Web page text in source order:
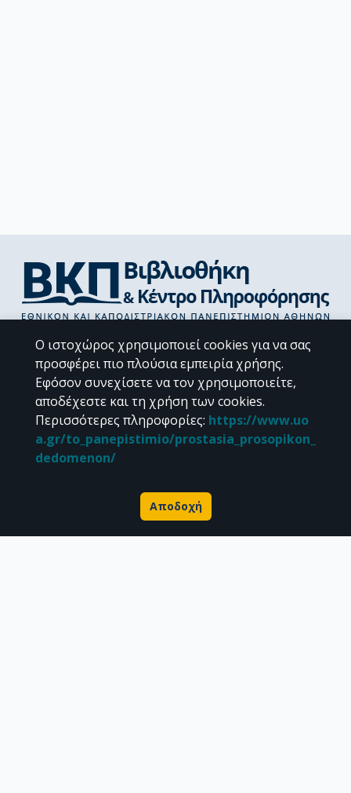
Βιβλιοθήκες Σχολών του ΕΚΠΑ
Υπολογιστικό Κέντρο Βιβλιοθηκών
Επικοινωνία / Helpdesk
Ο ιστοχώρος χρησιμοποιεί cookies για να σας
προσφέρει πιο πλούσια εμπειρία χρήσης.
Εφόσον συνεχίσετε να τον χρησιμοποιείτε,
αποδέχεστε και τη χρήση των cookies.
Περισσότερες πληροφορίες: https://www.uo
a.gr/to_panepistimio/prostasia_prosopikon_
dedomenon/
Αποδοχή